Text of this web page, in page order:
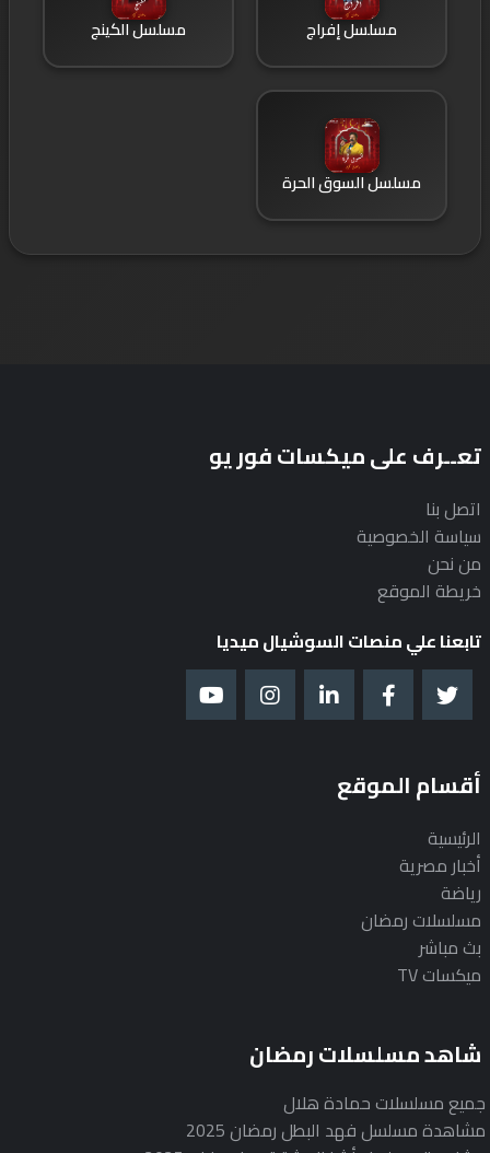
مسلسل إفراج مسلسل الكينج
مسلسل السوق الحرة
تعــرف على ميكسات فور يو
اتصل بنا
سياسة الخصوصية
من نحن
خريطة الموقع
تابعنا علي منصات السوشيال ميديا
أقسام الموقع
الرئيسية
أخبار مصرية
رياضة
مسلسلات رمضان
بث مباشر
ميكسات TV
شاهد مسلسلات رمضان
جميع مسلسلات حمادة هلال
مشاهدة مسلسل فهد البطل رمضان 2025